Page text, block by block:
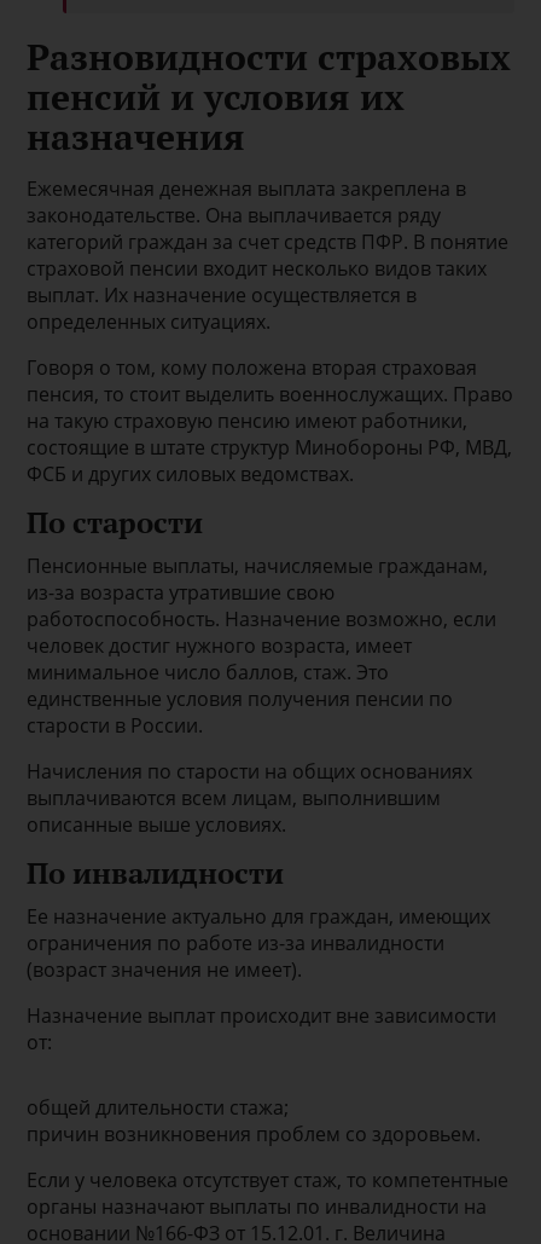
Разновидности страховых
пенсий и условия их
назначения
Ежемесячная денежная выплата закреплена в
законодательстве. Она выплачивается ряду
категорий граждан за счет средств ПФР. В понятие
страховой пенсии входит несколько видов таких
выплат. Их назначение осуществляется в
определенных ситуациях.
Говоря о том, кому положена вторая страховая
пенсия, то стоит выделить военнослужащих. Право
на такую страховую пенсию имеют работники,
состоящие в штате структур Минобороны РФ, МВД,
ФСБ и других силовых ведомствах.
По старости
Пенсионные выплаты, начисляемые гражданам,
из-за возраста утратившие свою
работоспособность. Назначение возможно, если
человек достиг нужного возраста, имеет
минимальное число баллов, стаж. Это
единственные условия получения пенсии по
старости в России.
Начисления по старости на общих основаниях
выплачиваются всем лицам, выполнившим
описанные выше условиях.
По инвалидности
Ее назначение актуально для граждан, имеющих
ограничения по работе из-за инвалидности
(возраст значения не имеет).
Назначение выплат происходит вне зависимости
от:
общей длительности стажа;
причин возникновения проблем со здоровьем.
Если у человека отсутствует стаж, то компетентные
органы назначают выплаты по инвалидности на
основании №166-ФЗ от 15.12.01. г. Величина